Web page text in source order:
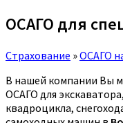
ОСАГО для
Страхование »ОСАГО
В нашей компании Вы
ОСАГО для
квадроцикла,